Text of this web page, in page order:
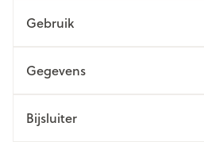
Gebruik
Gegevens
Bijsluiter